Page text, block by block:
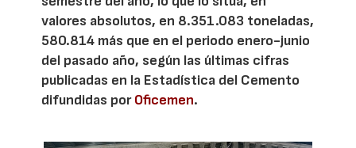
valores absolutos, en 8.351.083 toneladas,
580.814 más que en el periodo enero-junio
del pasado año, según las últimas cifras
publicadas en la Estadística del Cemento
difundidas porOficemen.